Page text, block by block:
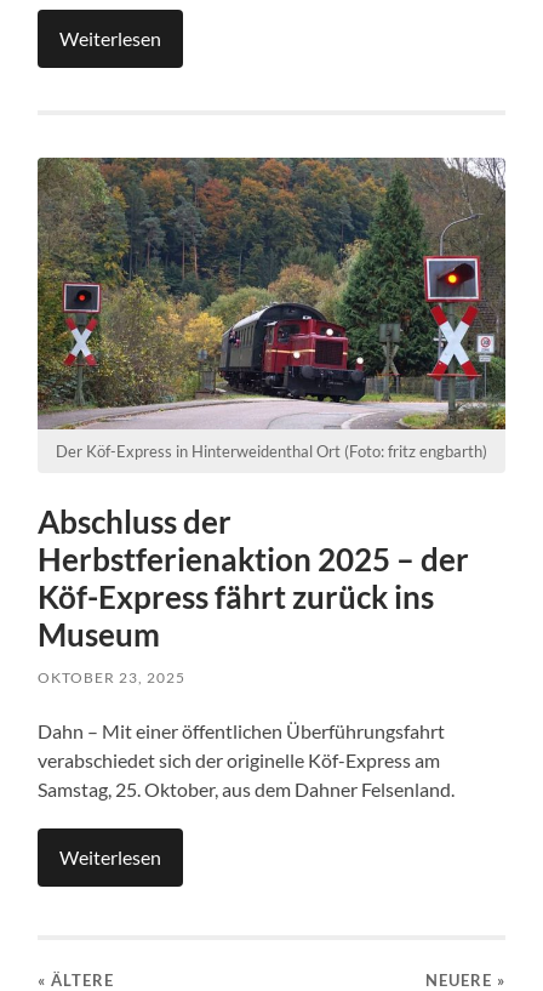
Weiterlesen
Der Köf-Express in Hinterweidenthal Ort (Foto: fritz engbarth)
Abschluss der
Herbstferienaktion 2025 – der
Köf-Express fährt zurück ins
Museum
OKTOBER 23, 2025
Dahn – Mit einer öffentlichen Überführungsfahrt
verabschiedet sich der originelle Köf-Express am
Samstag, 25. Oktober, aus dem Dahner Felsenland.
Weiterlesen
« ÄLTERE NEUERE »